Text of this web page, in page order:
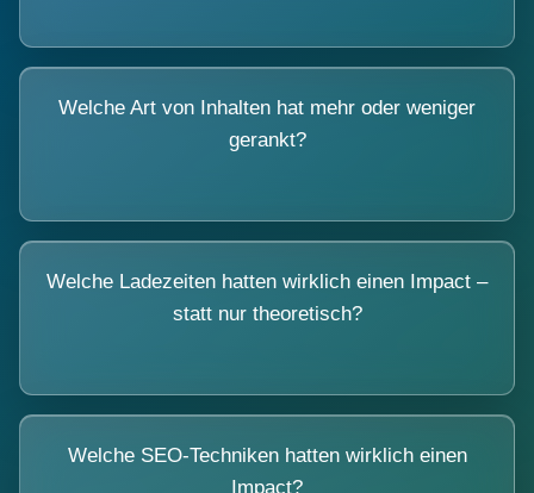
Welche Art von Inhalten hat mehr oder weniger
gerankt?
Welche Ladezeiten hatten wirklich einen Impact –
statt nur theoretisch?
Welche SEO-Techniken hatten wirklich einen
Impact?